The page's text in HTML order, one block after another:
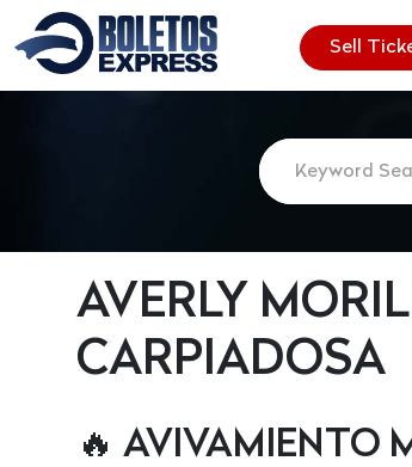
Sell
AVERLY
CARPIADOSA
🔥 AVIVAMIENTO